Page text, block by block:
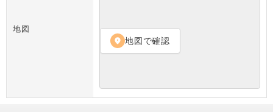
地図
location_on 地図で確認